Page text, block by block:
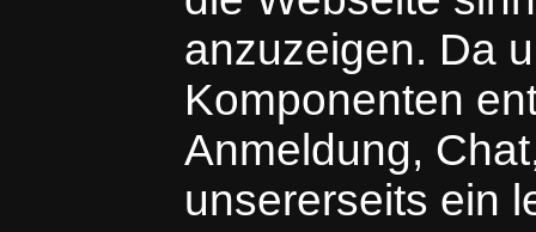
anzuzeigen. Da
Komponenten
Anmeldung,
unsererseits ein